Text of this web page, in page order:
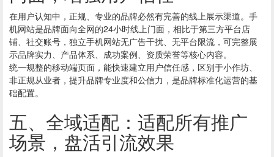
在用户认知中，正规、专业的品牌必然有完善的线上展示渠道。手
机网站是品牌面向全网的24小时线上门面，相比于第三方平台店
铺、社交账号，独立手机网站无广告干扰、无平台限流，可完整展
示品牌实力、产品体系、成功案例、资质荣誉等核心内容。
统一规整的移动端页面，能快速建立用户信任感，区别于小作坊、
非正规从业者，提升品牌专业度和公信力，是品牌标准化运营的基
础配置。
五、全域适配：适配所有推广
场景，盘活引流效果